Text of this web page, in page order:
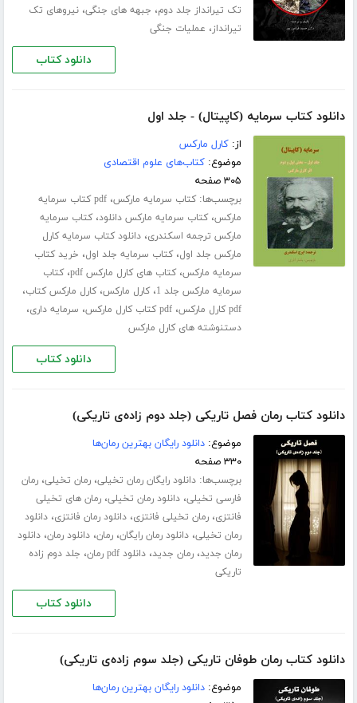
تک تیرانداز جلد دوم، جبهه های جنگی،نیروهای تک
تیرانداز، عملیات جنگی
دانلود کتاب
دانلود کتاب سرمایه (کاپیتال) - جلد اول
از:کارل مارکس
موضوع:کتاب‌های علوم اقتصادی
۳۰۵ صفحه
برچسب‌ها:کتاب سرمایه مارکس،
pdf کتاب سرمایه
مارکس،کتاب سرمایه مارکس دانلود،کتاب سرمایه
مارکس ترجمه اسکندری،دانلود کتاب سرمایه کارل
مارکس جلد اول،کتاب سرمایه جلد اول، خرید کتاب
سرمایه مارکس،کتاب های کارل مارکس pdf ،کتاب
سرمایه مارکس جلد 1
،کارل مارکس،کارل مارکس کتاب،
pdf کارل مارکس ،pdf کتاب کارل مارکس ، سرمایه داری،
دستنوشته های کارل مارکس
دانلود کتاب
دانلود کتاب رمان فصل تاریکی (جلد دوم زاده‌ی تاریکی)
موضوع:دانلود رایگان بهترین رمان‌ها
۳۳۰ صفحه
برچسب‌ها:دانلود رایگان رمان تخیلی،رمان تخیلی،رمان
فارسی تخیلی،دانلود رمان تخیلی،رمان های تخیلی
فانتزی،رمان تخیلی فانتزی،دانلود رمان فانتزی،دانلود
رمان تخیلی،دانلود رمان رایگان،رمان،دانلود رمان،دانلود
رمان جدید،رمان جدید،دانلود pdf رمان ، جلد دوم زاده
تاریکی
دانلود کتاب
دانلود کتاب رمان طوفان تاریکی (جلد سوم زاده‌ی تاریکی)
موضوع:دانلود رایگان بهترین رمان‌ها